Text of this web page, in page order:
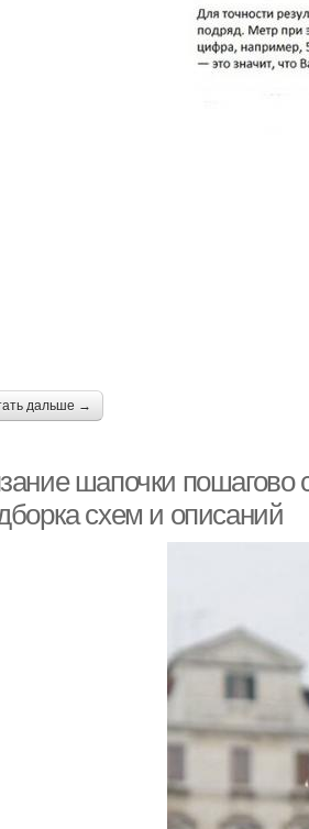
дальше →
шапочки
схем и описаний